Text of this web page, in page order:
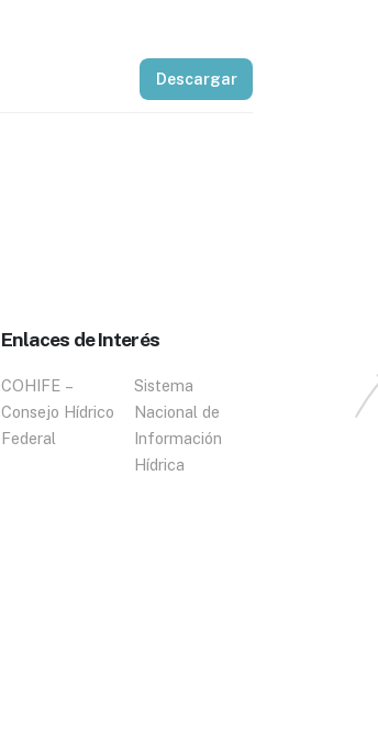
Descargar
Enlaces de Interés
COHIFE –
Consejo Hídrico
Federal
Sistema
Nacional de
Información
Hídrica